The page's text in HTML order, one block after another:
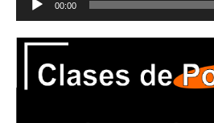
00:00